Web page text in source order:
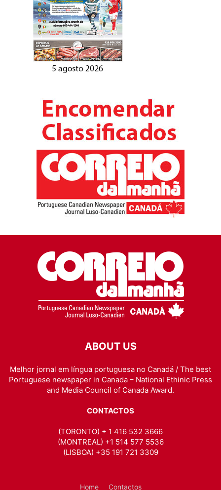
ABOUT US
Melhor jornal em língua portuguesa no Canadá / The best
Portuguese newspaper in Canada – National Ethinic Press
and Media Council of Canada Award.
CONTACTOS
(TORONTO) + 1 416 532 3666
(MONTREAL) +1 514 577 5536
(LISBOA) +35 191 721 3309
Home Contactos